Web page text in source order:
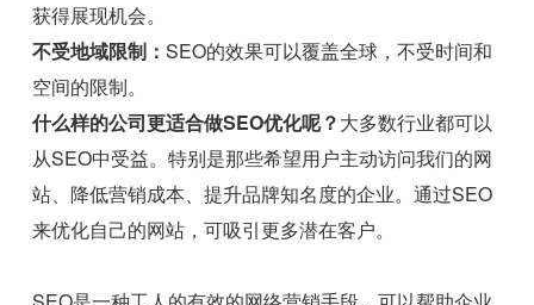
获得展现机会。
不受地域限制：SEO的效果可以覆盖全球，不受时间和
空间的限制。
什么样的公司更适合做SEO优化呢？大多数行业都可以
从SEO中受益。特别是那些希望用户主动访问我们的网
站、降低营销成本、提升品牌知名度的企业。通过SEO
来优化自己的网站，可吸引更多潜在客户。